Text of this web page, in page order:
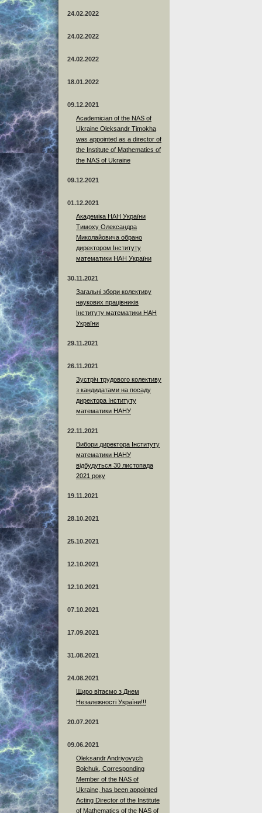
24.02.2022
24.02.2022
24.02.2022
18.01.2022
09.12.2021
Academician of the NAS of
Ukraine Oleksandr Timokha
was appointed as a director of
the Institute of Mathematics of
the NAS of Ukraine
09.12.2021
01.12.2021
Академіка НАН України
Тимоху Олександра
Миколайовича обрано
директором Інституту
математики НАН України
30.11.2021
Загальні збори колективу
наукових працівників
Інституту математики НАН
України
29.11.2021
26.11.2021
Зустріч трудового колективу
з кандидатами на посаду
директора Інституту
математики НАНУ
22.11.2021
Вибори директора Інституту
математики НАНУ
відбудуться 30 листопада
2021 року
19.11.2021
28.10.2021
25.10.2021
12.10.2021
12.10.2021
07.10.2021
17.09.2021
31.08.2021
24.08.2021
Щиро вітаємо з Днем
Незалежності України!!!
20.07.2021
09.06.2021
Oleksandr Andriyovych
Boichuk, Corresponding
Member of the NAS of
Ukraine, has been appointed
Acting Director of the Institute
of Mathematics of the NAS of